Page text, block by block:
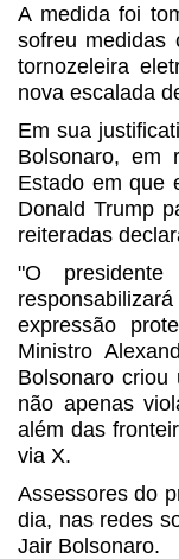
A medida foi
sofreu medidas
tornozeleira
nova escalada
Em sua
Bolsonaro, em
Estado em que
Donald Trump
reiteradas
"O
expressão
Ministro
Bolsonaro criou
não apenas
além das
via X.
Assessores do
dia, nas redes
Jair Bolsonaro.